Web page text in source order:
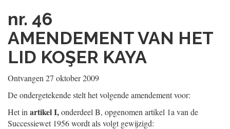
nr. 46
AMENDEMENT VAN HET
LID KOŞER KAYA
Ontvangen 27 oktober 2009
De ondergetekende stelt het volgende amendement voor:
Het in artikel I,onderdeel B, opgenomen artikel 1a van de
Successiewet 1956 wordt als volgt gewijzigd: